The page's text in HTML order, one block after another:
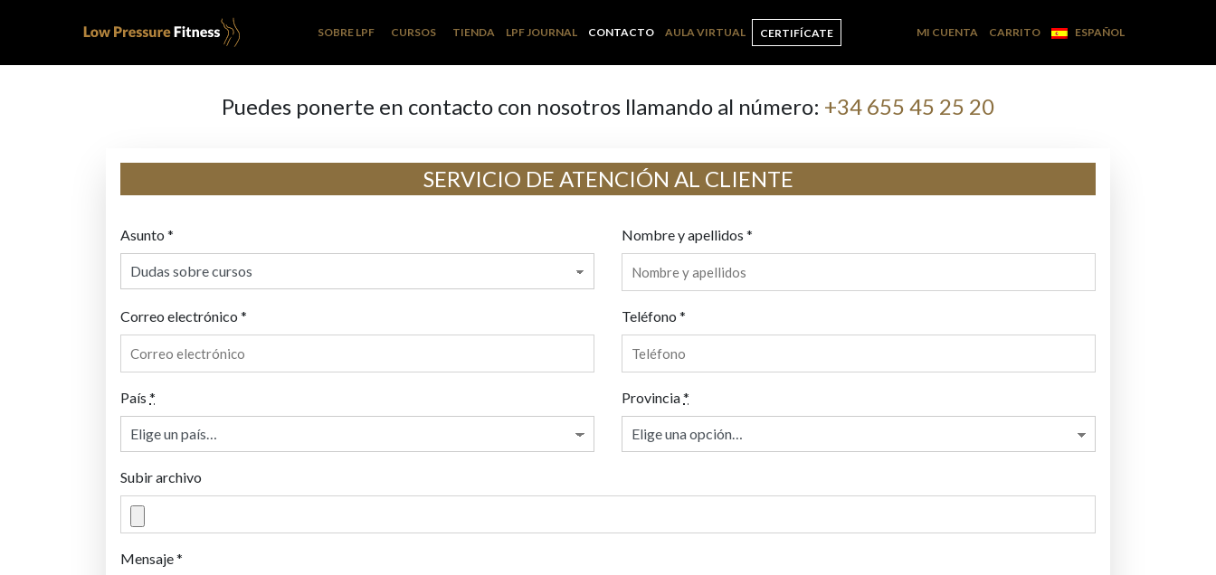
SOBRE LPF CURSOS TIENDA LPF JOURNAL CONTACTO AULA VIRTUAL CERTIFÍCATE MI CUENTA CARRITO ESPAÑOL
Puedes ponerte en contacto con nosotros llamando al número: +34 655 45 25 20
SERVICIO DE ATENCIÓN AL CLIENTE
Asunto * Nombre y apellidos *
Correo electrónico * Teléfono *
País * Provincia*
Subir archivo
Mensaje *